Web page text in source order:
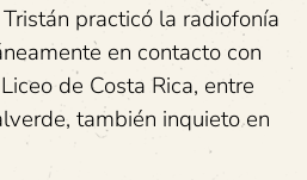
practicó la radiofonía
en contacto con
de Costa Rica, entre
también inquieto en